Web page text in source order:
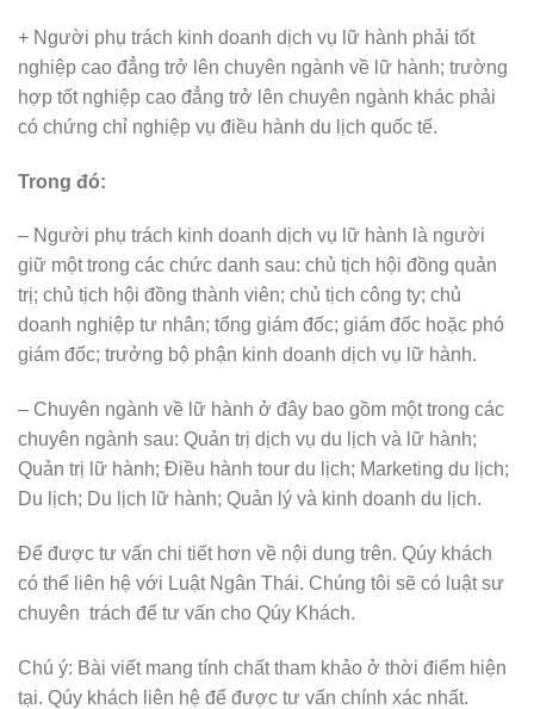
+ Người phụ trách kinh doanh dịch vụ lữ hành phải tốt
nghiệp cao đẳng trở lên chuyên ngành về lữ hành; trường
hợp tốt nghiệp cao đẳng trở lên chuyên ngành khác phải
có chứng chỉ nghiệp vụ điều hành du lịch quốc tế.
Trong đó:
– Người phụ trách kinh doanh dịch vụ lữ hành là người
giữ một trong các chức danh sau: chủ tịch hội đồng quản
trị; chủ tịch hội đồng thành viên; chủ tịch công ty; chủ
doanh nghiệp tư nhân; tổng giám đốc; giám đốc hoặc phó
giám đốc; trưởng bộ phận kinh doanh dịch vụ lữ hành.
– Chuyên ngành về lữ hành ở đây bao gồm một trong các
chuyên ngành sau: Quản trị dịch vụ du lịch và lữ hành;
Quản trị lữ hành; Điều hành tour du lịch; Marketing du lịch;
Du lịch; Du lịch lữ hành; Quản lý và kinh doanh du lịch.
Để được tư vấn chi tiết hơn về nội dung trên. Qúy khách
có thể liên hệ với Luật Ngân Thái. Chúng tôi sẽ có luật sư
chuyên trách để tư vấn cho Qúy Khách.
Chú ý: Bài viết mang tính chất tham khảo ở thời điểm hiện
tại. Qúy khách liên hệ để được tư vấn chính xác nhất.